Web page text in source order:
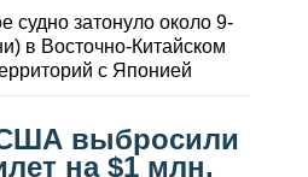
судно затонуло около 9-
в Восточно-Китайском
с Японией
выбросили
на $1 млн.